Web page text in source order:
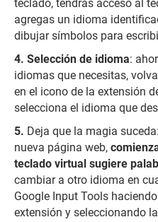
teclado, tendrás acceso al
agregas un idioma
dibujar símbolos para
Selección de idioma:
idiomas que necesitas,
en el icono de la extensión
selecciona el idioma que
Deja que la magia
nueva página web,
teclado virtual sugiere
cambiar a otro idioma en
Google Input Tools
extensión y seleccionando